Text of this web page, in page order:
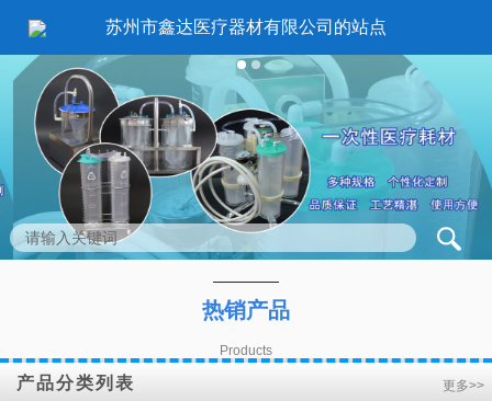
1
苏州市鑫达医疗器材有限公司的站点
热销产品
Products
产品分类列表 更多>>